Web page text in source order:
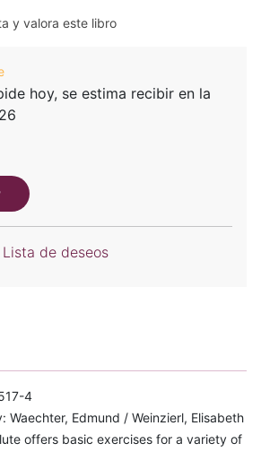
y valora este libro
hoy, se estima recibir en la
de deseos
4
Waechter, Edmund / Weinzierl, Elisabeth
offers basic exercises for a variety of